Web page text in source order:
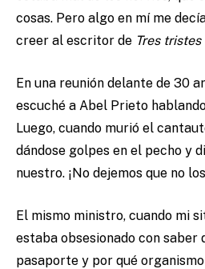
cosas. Pero algo en mí me
creer al escritor de Tres
En una reunión delante de 30
escuché a Abel Prieto
Luego, cuando murió el
dándose golpes en el pecho y
nuestro. ¡No dejemos que no
El mismo ministro, cuando mi
estaba obsesionado con saber
pasaporte y por qué organismo